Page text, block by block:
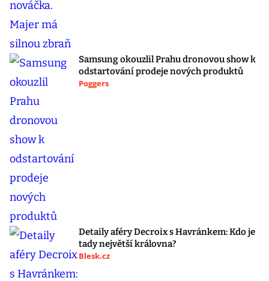
Samsung okouzlil Prahu dronovou show k
odstartování prodeje nových produktů
Poggers
Detaily aféry Decroix s Havránkem: Kdo je
tady největší královna?
Blesk.cz